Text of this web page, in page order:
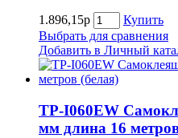
1.896,15р
Купить
Выбрать для сравнения
Добавить в Личный
TP-I060EW
мм длина 16